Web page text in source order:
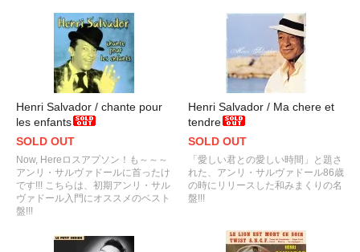
Henri Salvador / chante pour
les enfants
SOLD OUT
Now, Hereロスアプソン！も～～～
アンリ・サルヴァドールに首ったけ
です!!! こちらは、初期アンリ・サル
ヴァドール入門にオススメのベスト
盤!!!
Henri Salvador / Ma chere et
tendre
SOLD OUT
「愛しい君との愛しい時間」と題さ
れた、アンリ・サルヴァドール86歳
の時にリリースした和みまくりの名
盤!!!